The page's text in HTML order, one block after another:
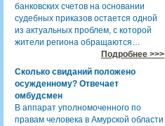
банковских счетов на основании
судебных приказов остается одной
из актуальных проблем, с которой
жители региона обращаются…
Подробнее >>>
Сколько свиданий положено
осужденному? Отвечает
омбудсмен
В аппарат уполномоченного по
правам человека в Амурской области